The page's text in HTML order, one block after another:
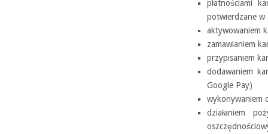
płatnościami
potwierdzane w
aktywowaniem
zamawianiem
przypisaniem
dodawaniem
Google Pay)
wykonywaniem
działaniem